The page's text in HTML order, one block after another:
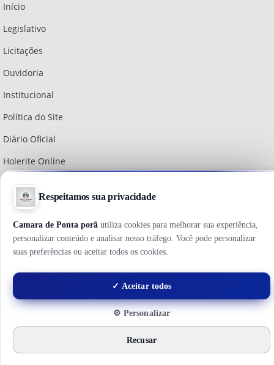
Início
Legislativo
Licitações
Ouvidoria
Institucional
Política do Site
Diário Oficial
Holerite Online
Webmail
Brasil Transparente
Copyright © 2026 - Câmara Municipal de Ponta Porã